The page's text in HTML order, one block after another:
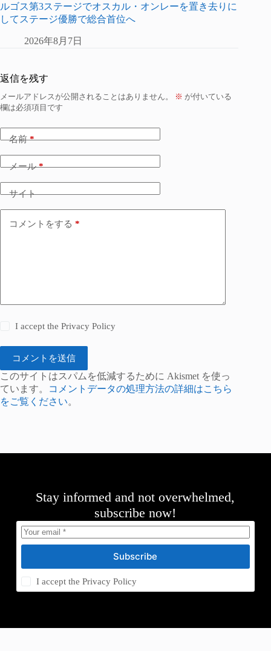
ルゴス第3ステージでオスカル・オンレーを置き去りに
してステージ優勝で総合首位へ
2026年8月7日
返信を残す
メールアドレスが公開されることはありません。 ※ が付いている
欄は必須項目です
名前*
メール*
サイト
コメントをする *
I accept thePrivacy Policy
コメントを送信
このサイトはスパムを低減するために Akismet を使っ
ています。
コメントデータの処理方法の詳細はこちら
をご覧ください。
Stay informed and not overwhelmed,
subscribe now!
Subscribe
I accept thePrivacy Policy